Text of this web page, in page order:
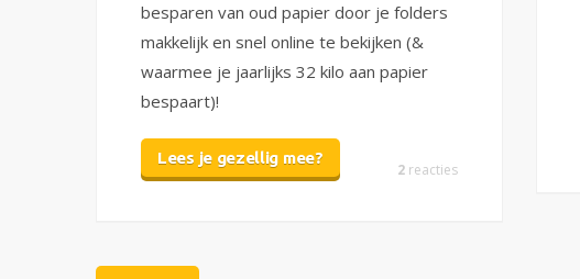
besparen van oud papier door je folders
makkelijk en snel online te bekijken (&
waarmee je jaarlijks 32 kilo aan papier
bespaart)!
Lees je gezellig mee?
2 reacties